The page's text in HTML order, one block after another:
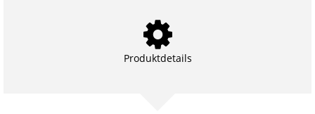
Produktdetails